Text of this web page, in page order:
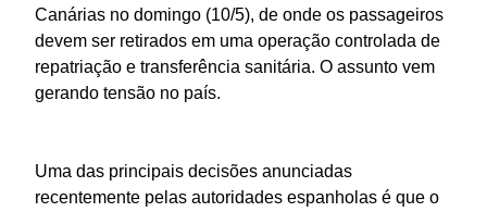
Canárias no domingo (10/5), de onde os passageiros
devem ser retirados em uma operação controlada de
repatriação e transferência sanitária. O assunto vem
gerando tensão no país.
Uma das principais decisões anunciadas
recentemente pelas autoridades espanholas é que o